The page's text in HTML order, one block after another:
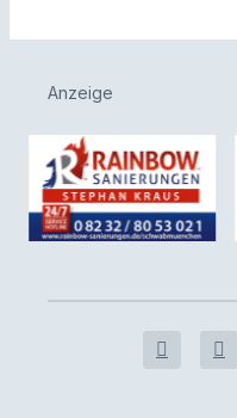
Anzeige